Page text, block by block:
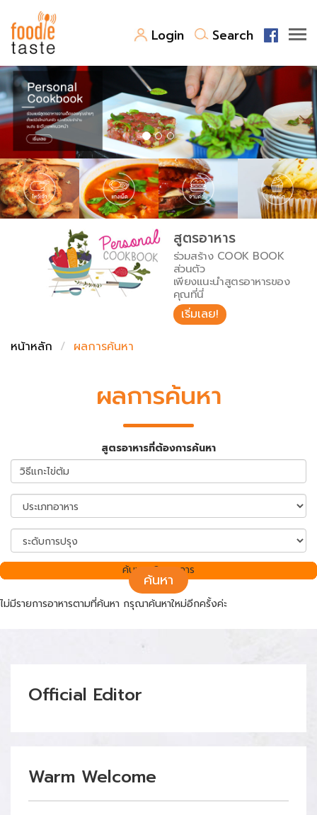
Login Search
สูตรอาหาร
สูตรอาหารล่าสุด
Top Foodie
พาไปชิม
สารพันก้นครัว
เคล็ดลับน่ารู้
เปรียบเทียบหน่วยการตวง
เปรียบเทียบอุณหภูมิ
เปรียบเทียบน้ำหนักวัตถุดิบ
FoodPedia
สร้าง Cookbook
สูตรอาหาร
ร่วมสร้าง COOK BOOK
ส่วนตัว
เพียงแนะนำสูตรอาหารของ
คุณที่นี่
เริ่มเลย!
หน้าหลัก
ผลการค้นหา
ผลการค้นหา
สูตรอาหารที่ต้องการค้นหา
ค้นหา
ไม่มีรายการอาหารตามที่ค้นหา กรุณาค้นหาใหม่อีกครั้งค่ะ
ค้นพบ 0 รายการ
Official Editor
Warm Welcome